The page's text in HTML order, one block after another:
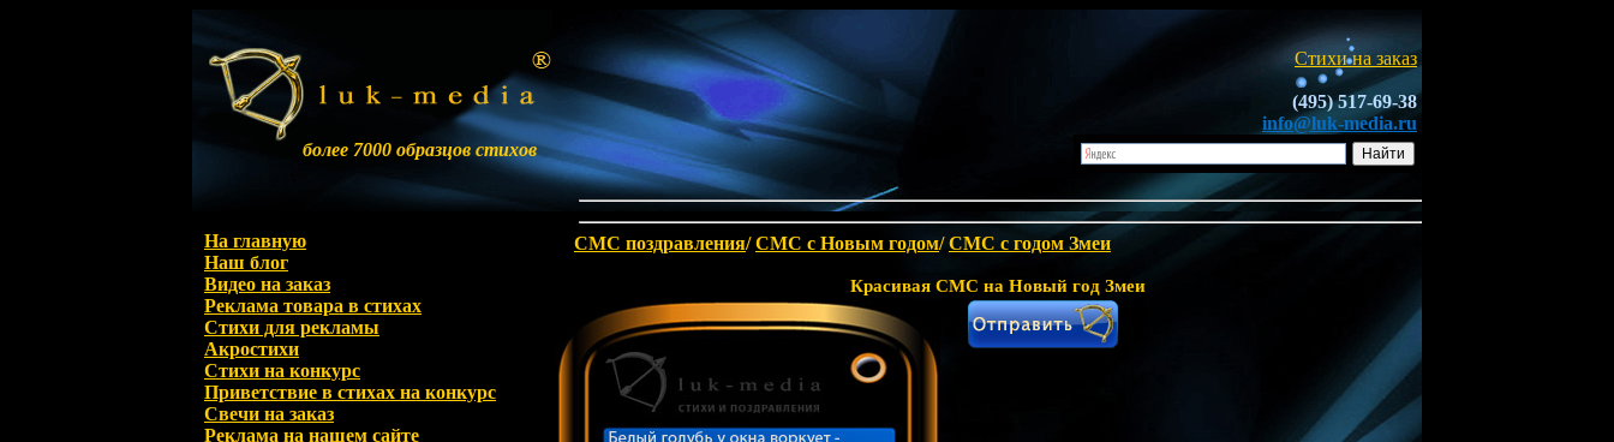
более 7000 образцов стихов
Стихи на заказ
(495) 517-69-38
info@luk-media.ru
На главную
Наш блог
Видео на заказ
Реклама товара в стихах
Стихи для рекламы
Акростихи
Стихи на конкурс
Приветствие в стихах на конкурс
Свечи на заказ
Реклама на нашем сайте
СМС поздравления/CМС с Новым годом/СМС с годом Змеи
Красивая СМС на Новый год Змеи